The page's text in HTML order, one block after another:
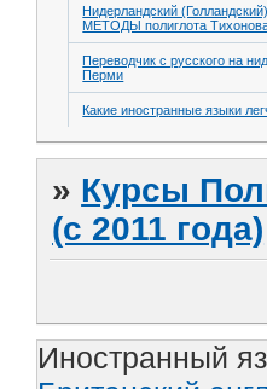
Нидерландский
МЕТОДЫ полиглота
Переводчик с русского на
Перми
Какие иностранные языки
» Курсы
(с 2011 года)
Иностранный